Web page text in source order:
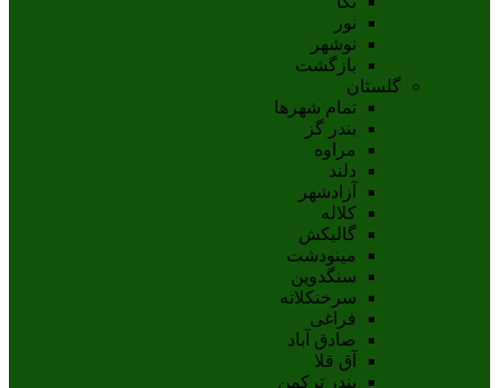
نور
نوشهر
بازگشت
گلستان
تمام شهر‌ها
بندر گز
مراوه
دلند
آزادشهر
کلاله
گالیکش
مینودشت
سنگدوین
سرخنکلاته
فراغی
صادق آباد
آق قلا
بندر ترکمن